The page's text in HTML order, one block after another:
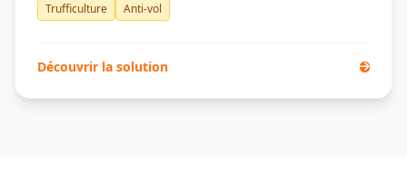
Trufficulture Anti-vol
Découvrir la solution